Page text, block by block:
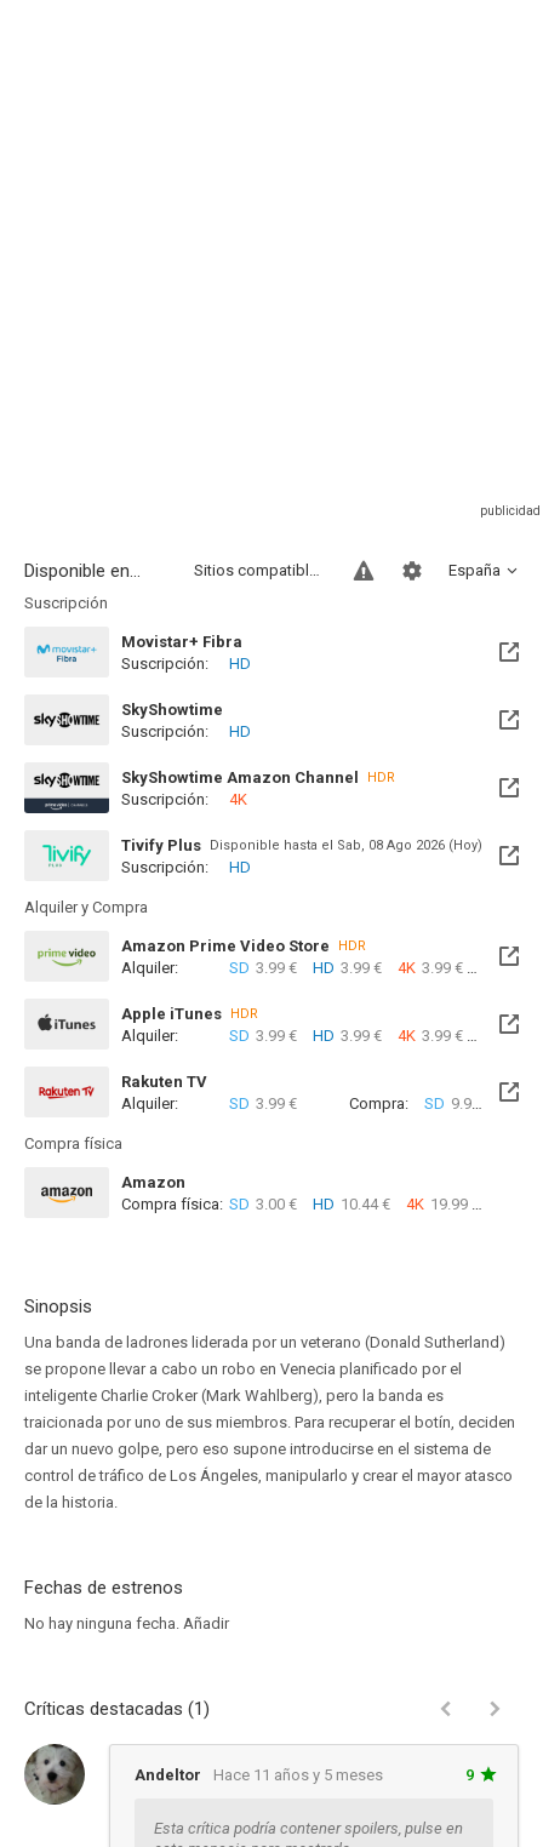
Disponible en... España
Sitios compatibles
Suscripción
Movistar+ Fibra
Disponible hasta el Mié, 30 Sep 2026 (Queda 1 mes)
Suscripción: HD
SkyShowtime
Disponible hasta el Mié, 30 Sep 2026 (Queda 1 mes)
Suscripción: HD
SkyShowtime Amazon Channel HDR
Suscripción: 4K
Tivify Plus Disponible hasta el Sab, 08 Ago 2026 (Hoy)
Suscripción: HD
Alquiler y Compra
Amazon Prime Video Store HDR
Alquiler: SD 3.99 € HD 3.99 € 4K 3.99 €
Apple iTunes HDR
Alquiler: SD 3.99 € HD 3.99 € 4K 3.99 €
Rakuten TV
Alquiler:
SD 3.99 € Compra: SD 9.99 €
Compra física
Amazon
Compra física: SD 3.00 € HD 10.44 € 4K 19.99 €
Sinopsis
Una banda de ladrones liderada por un veterano (Donald Sutherland)
se propone llevar a cabo un robo en Venecia planificado por el
inteligente Charlie Croker (Mark Wahlberg), pero la banda es
traicionada por uno de sus miembros. Para recuperar el botín, deciden
dar un nuevo golpe, pero eso supone introducirse en el sistema de
control de tráfico de Los Ángeles, manipularlo y crear el mayor atasco
de la historia.
Fechas de estrenos
No hay ninguna fecha. Añadir
Críticas destacadas (1)
Andeltor Hace 11 años y 5 meses 9
Esta crítica podría contener spoilers, pulse en